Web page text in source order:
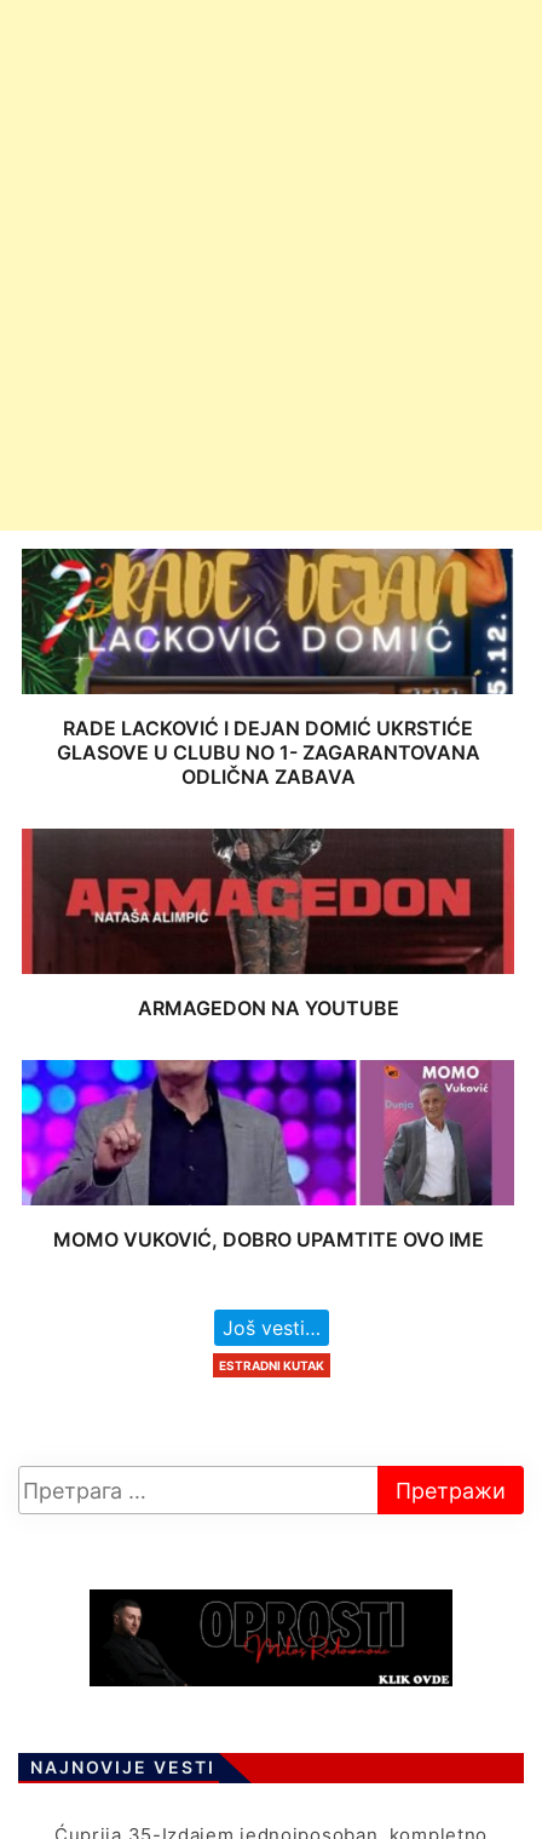
RADE LACKOVIĆ I DEJAN DOMIĆ UKRSTIĆE
GLASOVE U CLUBU NO 1- ZAGARANTOVANA
ODLIČNA ZABAVA
ARMAGEDON NA YOUTUBE
MOMO VUKOVIĆ, DOBRO UPAMTITE OVO IME
Još vesti…
ESTRADNI KUTAK
NAJNOVIJE VESTI